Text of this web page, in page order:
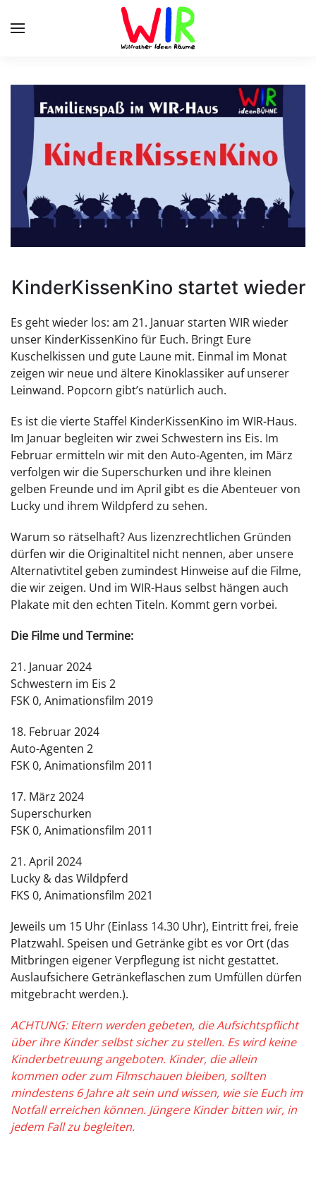
Skip to main content
KinderKissenKino startet wieder
Es geht wieder los: am 21. Januar starten WIR wieder
unser KinderKissenKino für Euch. Bringt Eure
Kuschelkissen und gute Laune mit. Einmal im Monat
zeigen wir neue und ältere Kinoklassiker auf unserer
Leinwand. Popcorn gibt’s natürlich auch.
Es ist die vierte Staffel KinderKissenKino im WIR-Haus.
Im Januar begleiten wir zwei Schwestern ins Eis. Im
Februar ermitteln wir mit den Auto-Agenten, im März
verfolgen wir die Superschurken und ihre kleinen
gelben Freunde und im April gibt es die Abenteuer von
Lucky und ihrem Wildpferd zu sehen.
Warum so rätselhaft? Aus lizenzrechtlichen Gründen
dürfen wir die Originaltitel nicht nennen, aber unsere
Alternativtitel geben zumindest Hinweise auf die Filme,
die wir zeigen. Und im WIR-Haus selbst hängen auch
Plakate mit den echten Titeln. Kommt gern vorbei.
Die Filme und Termine:
21. Januar 2024
Schwestern im Eis 2
FSK 0, Animationsfilm 2019
18. Februar 2024
Auto-Agenten 2
FSK 0, Animationsfilm 2011
17. März 2024
Superschurken
FSK 0, Animationsfilm 2011
21. April 2024
Lucky & das Wildpferd
FKS 0, Animationsfilm 2021
Jeweils um 15 Uhr (Einlass 14.30 Uhr), Eintritt frei, freie
Platzwahl. Speisen und Getränke gibt es vor Ort (das
Mitbringen eigener Verpflegung ist nicht gestattet.
Auslaufsichere Getränkeflaschen zum Umfüllen dürfen
mitgebracht werden.).
ACHTUNG: Eltern werden gebeten, die Aufsichtspflicht
über ihre Kinder selbst sicher zu stellen. Es wird keine
Kinderbetreuung angeboten. Kinder, die allein
kommen oder zum Filmschauen bleiben, sollten
mindestens 6 Jahre alt sein und wissen, wie sie Euch im
Notfall erreichen können. Jüngere Kinder bitten wir, in
jedem Fall zu begleiten.